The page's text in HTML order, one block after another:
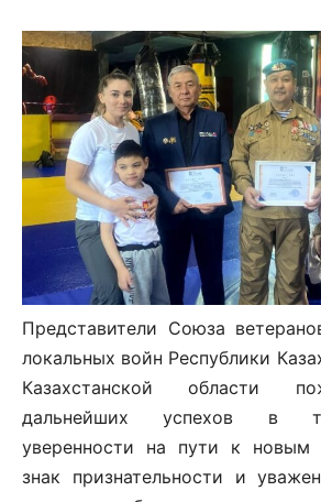
Представители Союза
локальных войн Республики
Казахстанской области
дальнейших успехов в
уверенности на пути к новым
знак признательности и